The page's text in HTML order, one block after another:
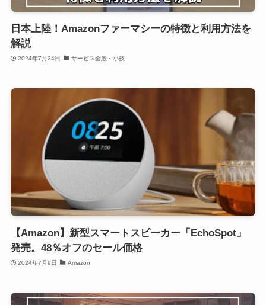
日本上陸！Amazonファーマシーの特徴と利用方法を
解説
2024年7月24日 サービス全般・小技
【Amazon】新型スマートスピーカー「EchoSpot」
発売。48％オフのセール価格
2024年7月9日 Amazon